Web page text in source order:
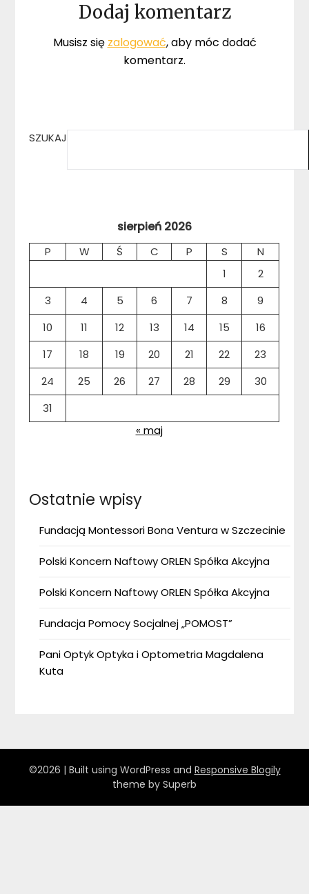
Dodaj komentarz
Musisz się zalogować, aby móc dodać
komentarz.
SZUKAJ
sierpień 2026
P W Ś C P S
N
1
2
3
4 5 6 7 8
9
10
11 12 13 14 15
16
17
18 19 20 21 22
23
24
25 26 27 28 29
30
31
« maj
Ostatnie wpisy
Fundacją Montessori Bona Ventura w Szczecinie
Polski Koncern Naftowy ORLEN Spółka Akcyjna
Polski Koncern Naftowy ORLEN Spółka Akcyjna
Fundacja Pomocy Socjalnej „POMOST”
Pani Optyk Optyka i Optometria Magdalena
Kuta
©2026 | Built using WordPress and Responsive Blogily
theme by Superb